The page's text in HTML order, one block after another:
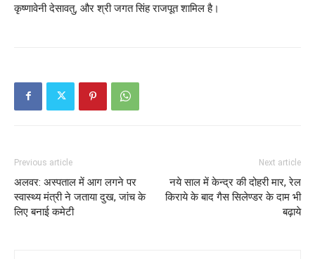
कृष्णावेनी देसावतु, और श्री जगत सिंह राजपूत शामिल है।
Previous article
अलवर: अस्पताल में आग लगने पर
स्वास्थ्य मंत्री ने जताया दुख, जांच के
लिए बनाई कमेटी
Next article
नये साल में केन्‍द्र की दोहरी मार, रेल
किराये के बाद गैस सिलेण्‍डर के दाम भी
बढ़ाये